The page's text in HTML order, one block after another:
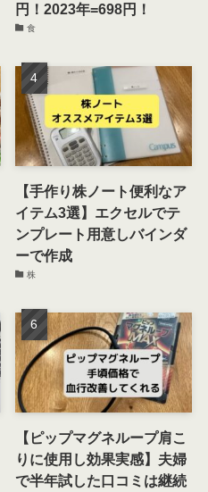
円！2023年=698円！
食
【手作り株ノート便利なア
イテム3選】エクセルでテ
ンプレート用意しバインダ
ーで作成
株
【ピップマグネループ肩こ
りに使用し効果実感】夫婦
で半年試した口コミは継続